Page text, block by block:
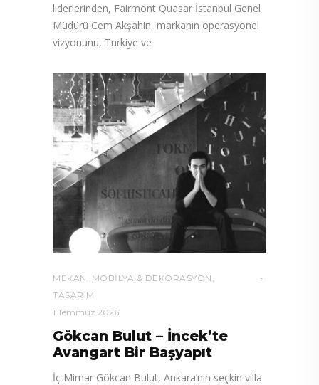
liderlerinden, Fairmont Quasar İstanbul Genel
Müdürü Cem Akşahin, markanın operasyonel
vizyonunu, Türkiye ve
MEKAN MOBILYA & DEKORASYON
TASARIM
1 Temmuz 2026
Gökcan Bulut – İncek’te
Avangart Bir Başyapıt
İç Mimar Gökcan Bulut, Ankara’nın seçkin villa